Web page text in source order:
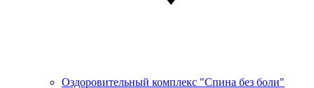
Оздоровительный комплекс "Спина без боли"